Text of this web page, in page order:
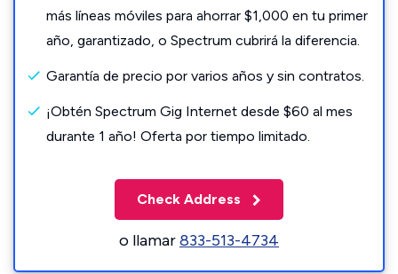
más líneas móviles para ahorrar $1,000 en tu primer
año, garantizado, o Spectrum cubrirá la diferencia.
Garantía de precio por varios años y sin contratos.
¡Obtén Spectrum Gig Internet desde $60 al mes
durante 1 año! Oferta por tiempo limitado.
Check Address
o llamar833-513-4734